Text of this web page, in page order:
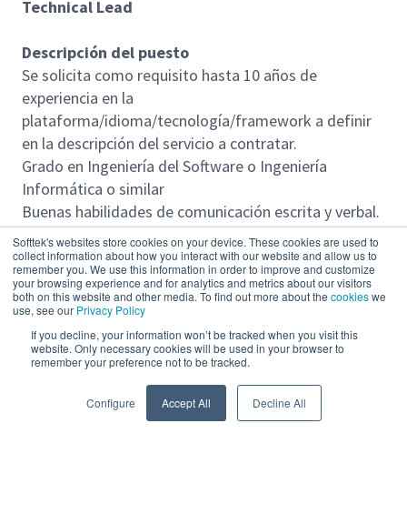
Softtek's websites store cookies on your device. These cookies are used to
collect information about how you interact with our website and allow us to
remember you. We use this information in order to improve and customize
your browsing experience and for analytics and metrics about our visitors
both on this website and other media. To find out more about the cookieswe
use, see our Privacy Policy
If you decline, your information won’t be tracked when you visit this
website. Only necessary cookies will be used in your browser to
remember your preference not to be tracked.
Configure Accept All Decline All
Technical Lead
Descripción del puesto
Se solicita como requisito hasta 10 años de
experiencia en la
plataforma/idioma/tecnología/framework a definir
en la descripción del servicio a contratar.
Grado en Ingeniería del Software o Ingeniería
Informática o similar
Buenas habilidades de comunicación escrita y verbal.
Capacidad para trabajar en un entorno colaborativo y
con equipos globales.
Capacidad para analizar críticamente y centrarse en
la resolución de problemas.
Conocimiento del mercado de Energía y Servicios
Públicos y GDPR (valorado);
Conocimientos de metodología Agile, JIRA y
herramientas Confluence (valorado)